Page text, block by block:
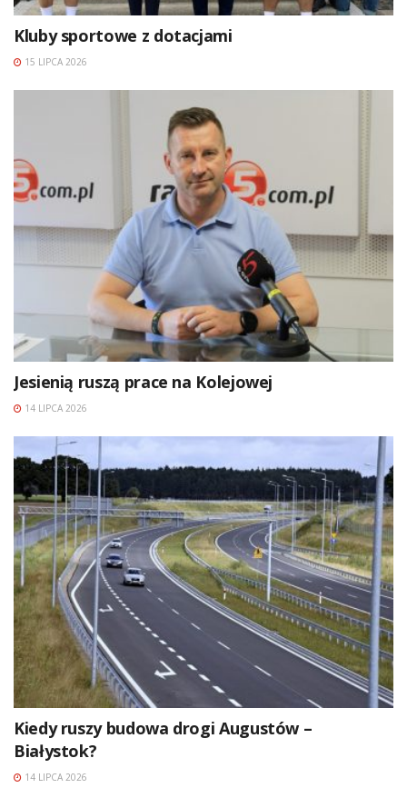
Kluby sportowe z dotacjami
15 LIPCA 2026
Jesienią ruszą prace na Kolejowej
14 LIPCA 2026
Kiedy ruszy budowa drogi Augustów –
Białystok?
14 LIPCA 2026